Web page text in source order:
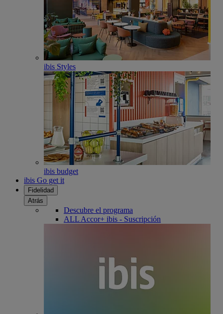
ibis Styles
ibis budget
ibis Go get it
Fidelidad
Atrás
Descubre el programa
ALL Accor+ ibis - Suscripción